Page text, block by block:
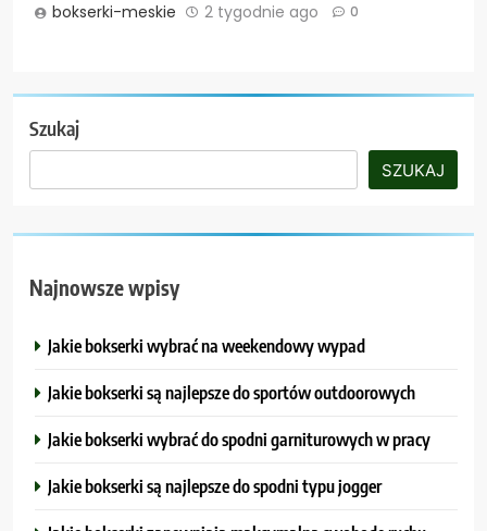
bokserki-meskie 2 tygodnie ago 0
Szukaj
SZUKAJ
Najnowsze wpisy
Jakie bokserki wybrać na weekendowy wypad
Jakie bokserki są najlepsze do sportów outdoorowych
Jakie bokserki wybrać do spodni garniturowych w pracy
Jakie bokserki są najlepsze do spodni typu jogger